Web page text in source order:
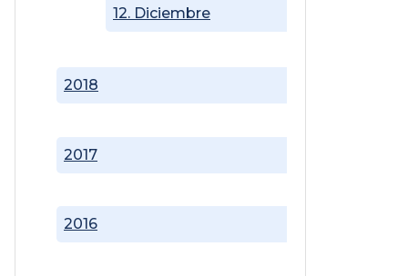
2016
2017
2018
12. Diciembre